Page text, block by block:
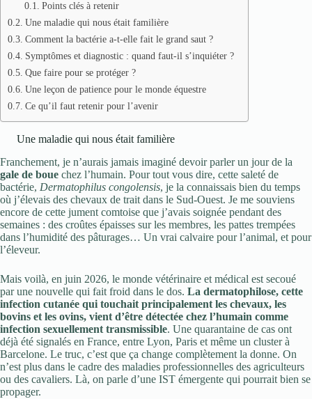
Points clés à retenir
Une maladie qui nous était familière
Comment la bactérie a-t-elle fait le grand saut ?
Symptômes et diagnostic : quand faut-il s’inquiéter ?
Que faire pour se protéger ?
Une leçon de patience pour le monde équestre
Ce qu’il faut retenir pour l’avenir
Une maladie qui nous était familière
Franchement, je n’aurais jamais imaginé devoir parler un jour de la
gale de boue chez l’humain. Pour tout vous dire, cette saleté de
bactérie, Dermatophilus congolensis, je la connaissais bien du temps
où j’élevais des chevaux de trait dans le Sud-Ouest. Je me souviens
encore de cette jument comtoise que j’avais soignée pendant des
semaines : des croûtes épaisses sur les membres, les pattes trempées
dans l’humidité des pâturages… Un vrai calvaire pour l’animal, et pour
l’éleveur.
Mais voilà, en juin 2026, le monde vétérinaire et médical est secoué
par une nouvelle qui fait froid dans le dos. La dermatophilose, cette
infection cutanée qui touchait principalement les chevaux, les
bovins et les ovins, vient d’être détectée chez l’humain comme
infection sexuellement transmissible. Une quarantaine de cas ont
déjà été signalés en France, entre Lyon, Paris et même un cluster à
Barcelone. Le truc, c’est que ça change complètement la donne. On
n’est plus dans le cadre des maladies professionnelles des agriculteurs
ou des cavaliers. Là, on parle d’une IST émergente qui pourrait bien se
propager.